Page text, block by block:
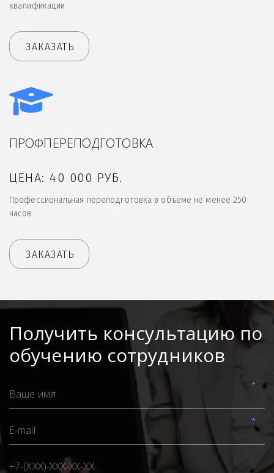
квалификации
ЗАКАЗАТЬ
ПРОФПЕРЕПОДГОТОВКА
ЦЕНА: 40 000 РУБ.
Профессиональная переподготовка в объеме не менее 250
часов
ЗАКАЗАТЬ
Получить консультацию по
обучению сотрудников
*
*